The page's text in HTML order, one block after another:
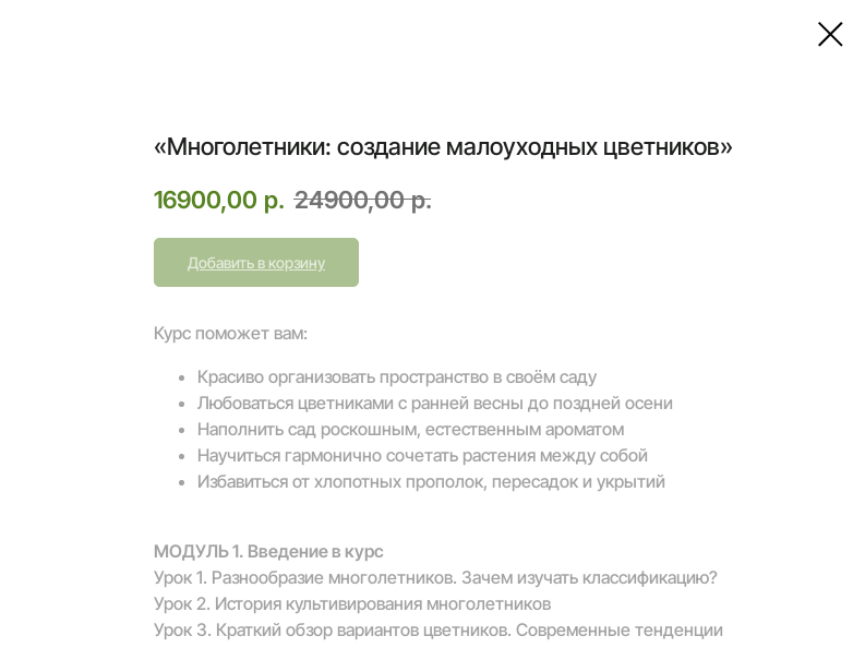
«Многолетники: создание малоуходных цветников»
16900,00 р. 24900,00 р.
Добавить в корзину
Курс поможет вам:
Красиво организовать пространство в своём саду
Любоваться цветниками с ранней весны до поздней осени
Наполнить сад роскошным, естественным ароматом
Научиться гармонично сочетать растения между собой
Избавиться от хлопотных прополок, пересадок и укрытий
МОДУЛЬ 1. Введение в курс
Урок 1. Разнообразие многолетников. Зачем изучать классификацию?
Урок 2. История культивирования многолетников
Урок 3. Краткий обзор вариантов цветников. Современные тенденции